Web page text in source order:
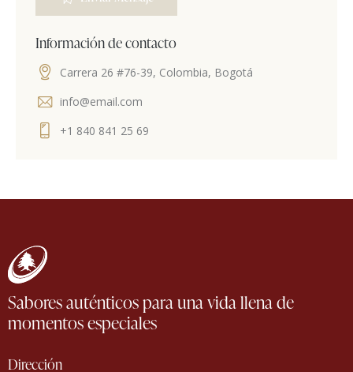
Información de contacto
Carrera 26 #76-39, Colombia, Bogotá
info@email.com
+1 840 841 25 69
Sabores auténticos para una vida llena de
momentos especiales
Dirección